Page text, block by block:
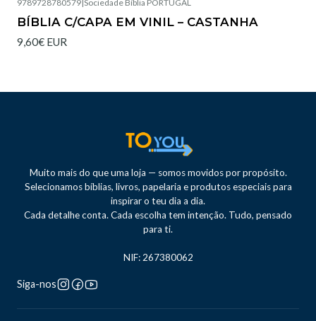
9789728780579|Sociedade Bíblia PORTUGAL
BÍBLIA C/CAPA EM VINIL – CASTANHA
9,60€ EUR
Muito mais do que uma loja — somos movidos por propósito.
Selecionamos bíblias, livros, papelaria e produtos especiais para
inspirar o teu dia a dia.
Cada detalhe conta. Cada escolha tem intenção. Tudo, pensado
para ti.
NIF: 267380062
Siga-nos